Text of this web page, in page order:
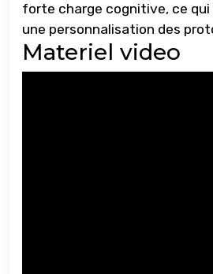
forte charge cognitive, ce
une personnalisation des
Materiel video